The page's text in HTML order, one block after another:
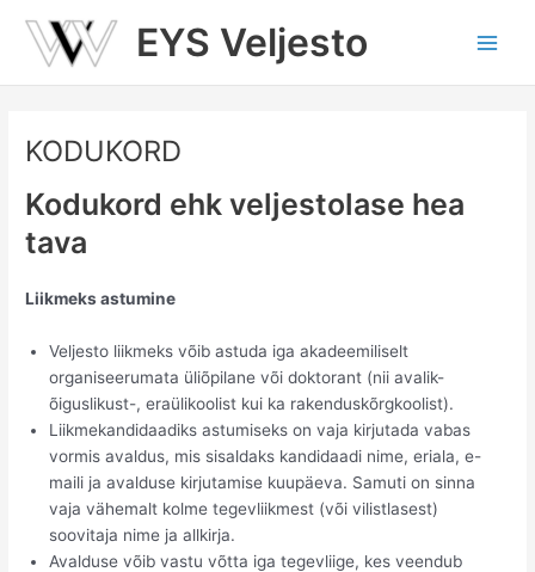
content
EYS Veljesto
KODUKORD
Kodukord ehk veljestolase hea
tava
Liikmeks astumine
Veljesto liikmeks võib astuda iga akadeemiliselt
organiseerumata üliõpilane või doktorant (nii avalik-
õiguslikust-, eraülikoolist kui ka rakenduskõrgkoolist).
Liikmekandidaadiks astumiseks on vaja kirjutada vabas
vormis avaldus, mis sisaldaks kandidaadi nime, eriala, e-
maili ja avalduse kirjutamise kuupäeva. Samuti on sinna
vaja vähemalt kolme tegevliikmest (või vilistlasest)
soovitaja nime ja allkirja.
Avalduse võib vastu võtta iga tegevliige, kes veendub